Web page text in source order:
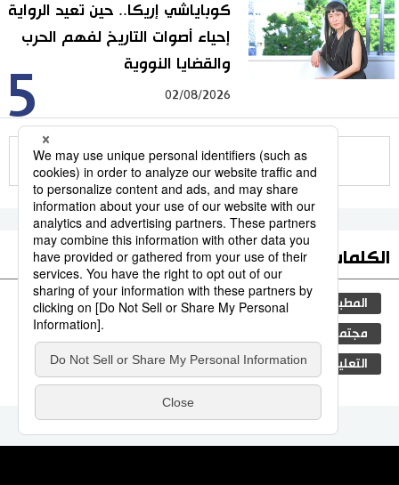
5
كوباياشي إريكا.. حين تعيد الرواية
إحياء أصوات التاريخ لفهم الحرب
والقضايا النووية
02/08/2026
للمزيد
الكلمات الأكثر بحثا
المطبخ الياباني ثقافة اليابان جيجي برس
مجتمع تكنولوجيا
التعليم الياباني الحكومة اليابانية